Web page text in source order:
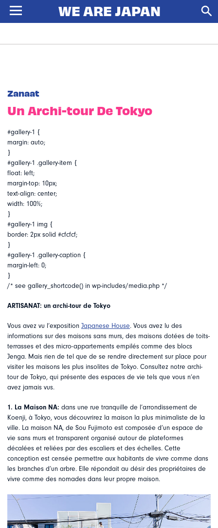
Zanaat
Un Archi-tour De Tokyo
#gallery-1 {
margin: auto;
}
#gallery-1 .gallery-item {
float: left;
margin-top: 10px;
text-align: center;
width: 100%;
}
#gallery-1 img {
border: 2px solid #cfcfcf;
}
#gallery-1 .gallery-caption {
margin-left: 0;
}
/* see gallery_shortcode() in wp-includes/media.php */
ARTISANAT: un archi-tour de Tokyo
Vous avez vu l’exposition Japanese House. Vous avez lu des
informations sur des maisons sans murs, des maisons dotées de toits-
terrasses et des micro-appartements empilés comme des blocs
Jenga. Mais rien de tel que de se rendre directement sur place pour
visiter les maisons les plus insolites de Tokyo. Consultez notre archi-
tour de Tokyo, qui présente des espaces de vie tels que vous n’en
avez jamais vus.
1. La Maison NA: dans une rue tranquille de l’arrondissement de
Koenji, à Tokyo, vous découvrirez la maison la plus minimaliste de la
ville. La maison NA, de Sou Fujimoto est composée d’un espace de
vie sans murs et transparent organisé autour de plateformes
décalées et reliées par des escaliers et des échelles. Cette
conception est censée permettre aux habitants de vivre comme dans
les branches d’un arbre. Elle répondait au désir des propriétaires de
vivre comme des nomades dans leur propre maison.